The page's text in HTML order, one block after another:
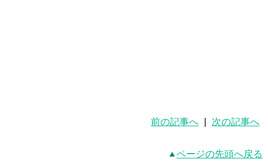
前の記事へ 次の記事へ
ページの先頭へ戻る